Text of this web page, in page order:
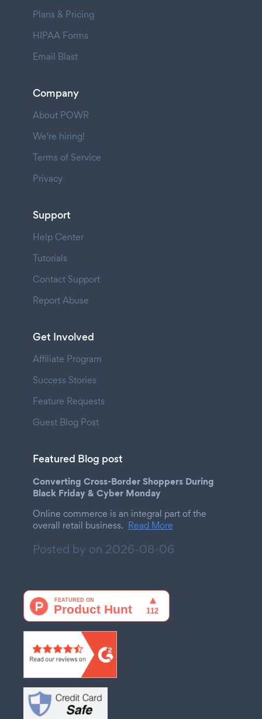
Plans & Pricing
HIPAA Forms
Email Blast
Company
About POWR
We're hiring!
Terms of Service
Privacy
Support
Help Center
Tutorials
Contact Support
Report Abuse
Get Involved
Affiliate Program
Success Stories
Feature Requests
Guest Blog Post
Featured Blog post
Converting Cross-Border Shoppers During
Black Friday & Cyber Monday
Online commerce is an integral part of the
overall retail business. Read More
Posted by on 2026-08-06